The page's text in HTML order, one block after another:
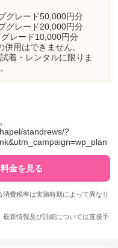
グレード50,000円分
グレード20,000円分
レード10,000円分
用はできません。
着・レンタルに限りま
standrews/?
金を見る
費税率は実施時期によって異なり
新情報及び詳細については直接手